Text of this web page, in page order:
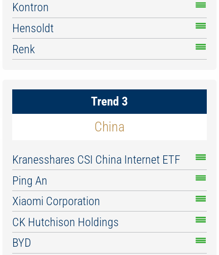
Kontron
Hensoldt
Renk
Trend 3
China
Kranesshares CSI China Internet ETF
Ping An
Xiaomi Corporation
CK Hutchison Holdings
BYD